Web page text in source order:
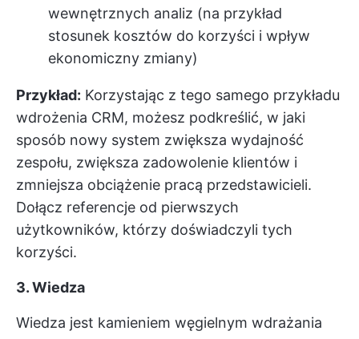
wewnętrznych analiz (na przykład
stosunek kosztów do korzyści i wpływ
ekonomiczny zmiany)
Przykład: Korzystając z tego samego przykładu
wdrożenia CRM, możesz podkreślić, w jaki
sposób nowy system zwiększa wydajność
zespołu, zwiększa zadowolenie klientów i
zmniejsza obciążenie pracą przedstawicieli.
Dołącz referencje od pierwszych
użytkowników, którzy doświadczyli tych
korzyści.
3. Wiedza
Wiedza jest kamieniem węgielnym wdrażania